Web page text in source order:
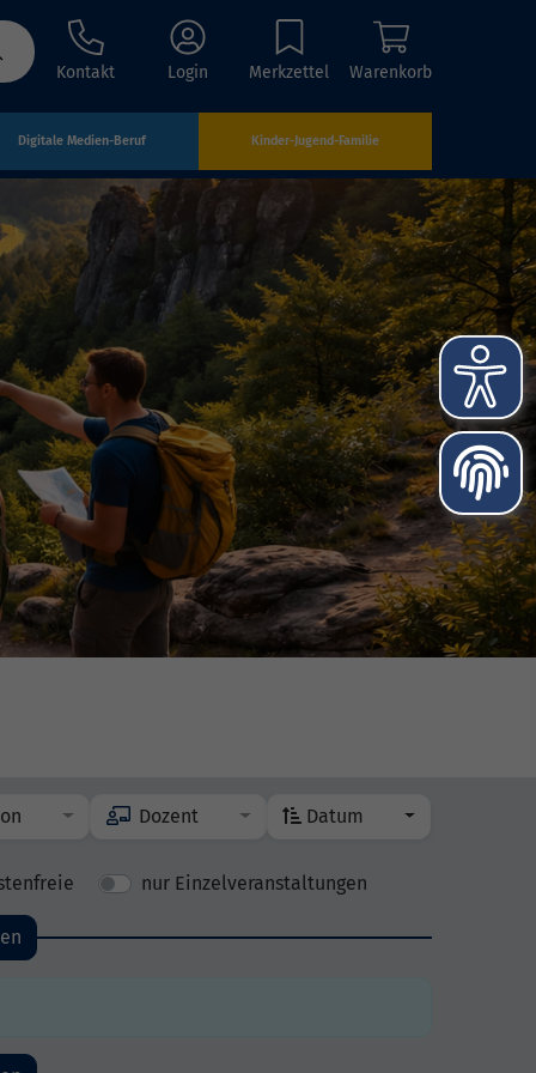
Kontakt Login Merkzettel Warenkorb
Digitale Medien-Beruf Kinder-Jugend-Familie
Dozent Datum
nur Einzelveranstaltungen